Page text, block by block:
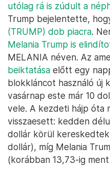
utólag rá is zúdult a
Trump bejelentette,
(TRUMP) dob piacra.
Melania Trump is
MELANIA néven. Az
beiktatása előtt egy
blokkláncot használó új
vasárnap este már 10
vele. A kezdeti hájp óta
visszaesett: kedden
dollár körül
dollár), míg Melania
(korábban 13,73-ig